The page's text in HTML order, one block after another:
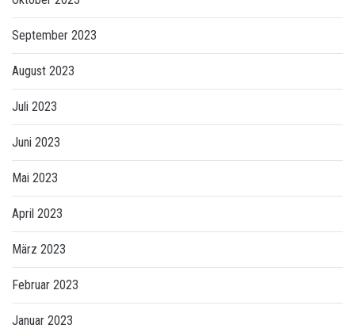
September 2023
August 2023
Juli 2023
Juni 2023
Mai 2023
April 2023
März 2023
Februar 2023
Januar 2023